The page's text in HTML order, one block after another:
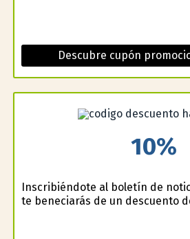
Descubre cupón
10%
Inscribiéndote al boletín de
te beneficiarás de un descuento